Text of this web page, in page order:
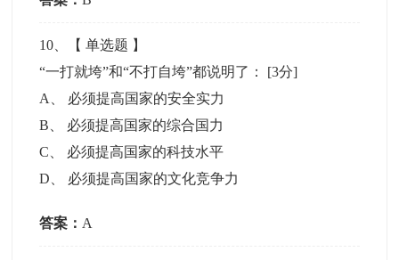
10 、【单选题 】
“一打就垮”和“不打自垮”都说明了： [3分]
A
必须提高国家的安全实力
B
必须提高国家的综合国力
C
必须提高国家的科技水平
D
必须提高国家的文化竞争力
答案： A